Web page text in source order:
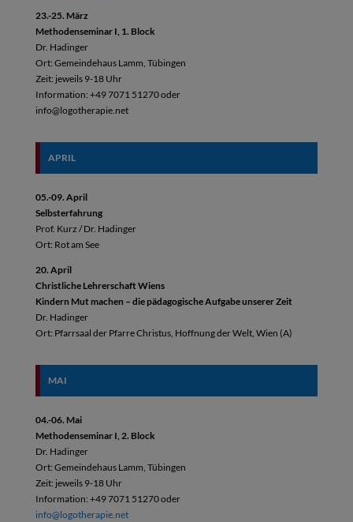
23.-25. März
Methodenseminar I, 1. Block
Dr. Hadinger
Ort: Gemeindehaus Lamm, Tübingen
Zeit: jeweils 9-18 Uhr
Information: +49 7071 51270 oder
info@logotherapie.net
APRIL
05.-09. April
Selbsterfahrung
Prof. Kurz / Dr. Hadinger
Ort: Rot am See
20. April
Christliche Lehrerschaft Wiens
Kindern Mut machen – die pädagogische Aufgabe unserer Zeit
Dr. Hadinger
Ort: Pfarrsaal der Pfarre Christus, Hoffnung der Welt, Wien (A)
MAI
04.-06. Mai
Methodenseminar I, 2. Block
Dr. Hadinger
Ort: Gemeindehaus Lamm, Tübingen
Zeit: jeweils 9-18 Uhr
Information: +49 7071 51270 oder
info@logotherapie.net